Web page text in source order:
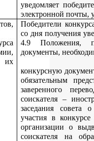
уведомляет
электронной почты,
Победители
со дня получения
4.9 Положения,
документы,
конкурсную
обязательным
заверенного
соискателя –
заседания совета
участия в
организации о
соискателя на